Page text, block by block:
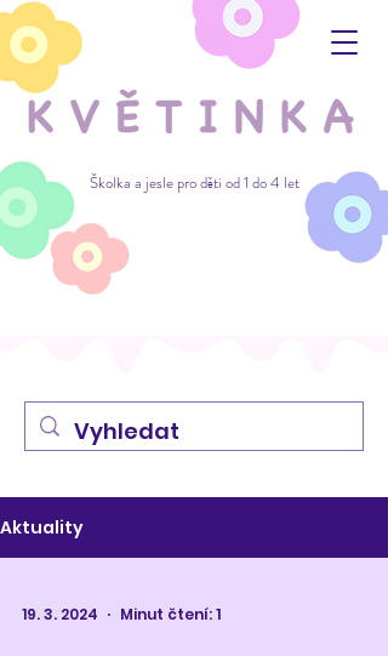
Školka a jesle pro děti od 1 do 4 let
Aktuality
19. 3. 2024 Minut čtení: 1